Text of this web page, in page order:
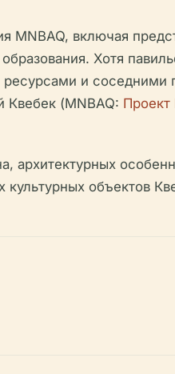
MNBAQ, включая
Хотя
и соседними
Квебек (MNBAQ: Проект
архитектурных
культурных объектов